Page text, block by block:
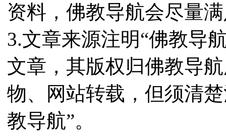
资料，佛教导航会尽量
3.文章来源注明“佛教导
文章，其版权归佛教导
物、网站转载，但须清
教导航”。